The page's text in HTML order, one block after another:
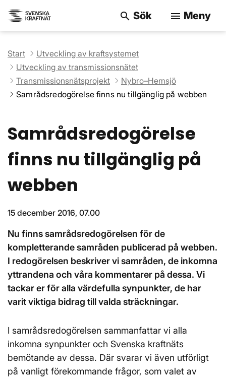
search Sök menu Meny
Start
Utveckling av kraftsystemet
Utveckling av transmissionsnätet
Transmissionsnätsprojekt
Nybro–Hemsjö
Samrådsred­ogörelse finns nu tillgänglig på webben
Samrådsred­ogörelse
finns nu tillgänglig på
webben
15 december 2016, 07.00
Nu finns samrådsredogörelsen för de
kompletterande samråden publicerad på webben.
I redogörelsen beskriver vi samråden, de inkomna
yttrandena och våra kommentarer på dessa. Vi
tackar er för alla värdefulla synpunkter, de har
varit viktiga bidrag till valda sträckningar.
I samrådsredogörelsen sammanfattar vi alla
inkomna synpunkter och Svenska kraftnäts
bemötande av dessa. Där svarar vi även utförligt
på vanligt förekommande frågor, som valet av